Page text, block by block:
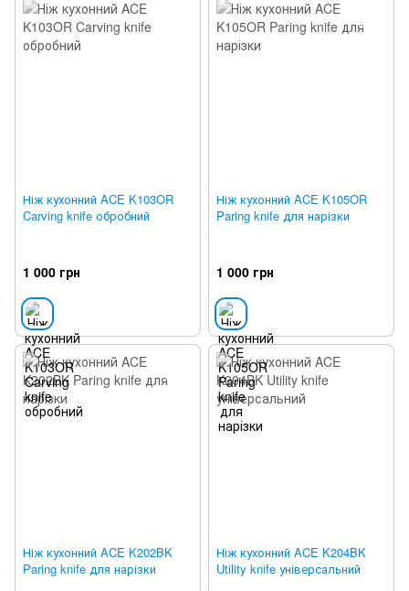
Ніж кухонний ACE K103OR
Carving knife обробний
1 000 грн
Ніж кухонний ACE K105OR
Paring knife для нарізки
1 000 грн
Ніж кухонний ACE K202BK
Paring knife для нарізки
Ніж кухонний ACE K204BK
Utility knife універсальний